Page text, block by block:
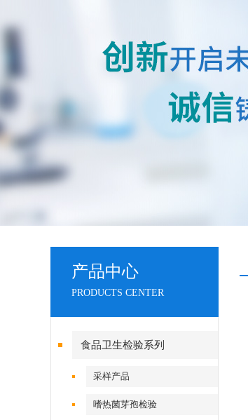
产品中心
PRODUCTS CENTER
食品卫生检验系列
采样产品
嗜热菌芽孢检验